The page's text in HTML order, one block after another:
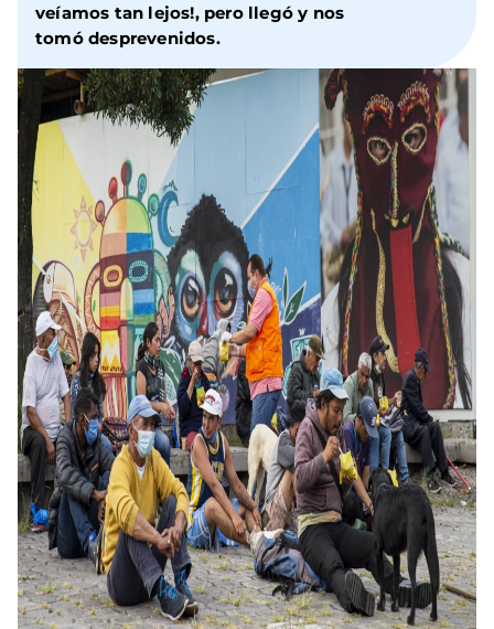
veíamos tan lejos!, pero llegó y nos
tomó desprevenidos.